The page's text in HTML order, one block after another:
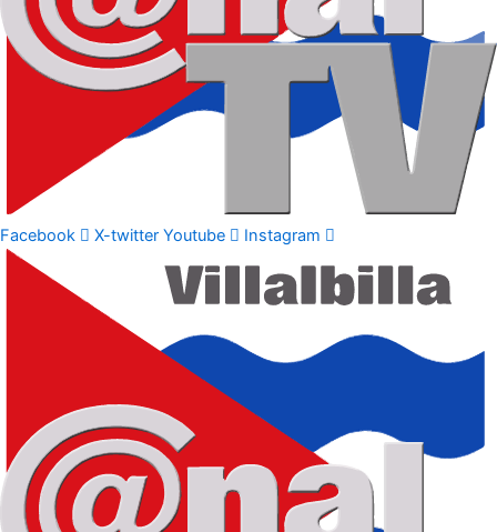
Facebook X-twitter Youtube Instagram